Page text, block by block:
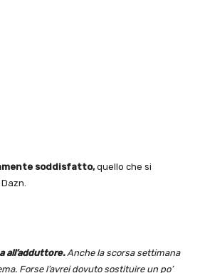
soddisfatto,quello che si
all’adduttore.Anche la scorsa settimana
Forse l’avrei dovuto sostituire un po’